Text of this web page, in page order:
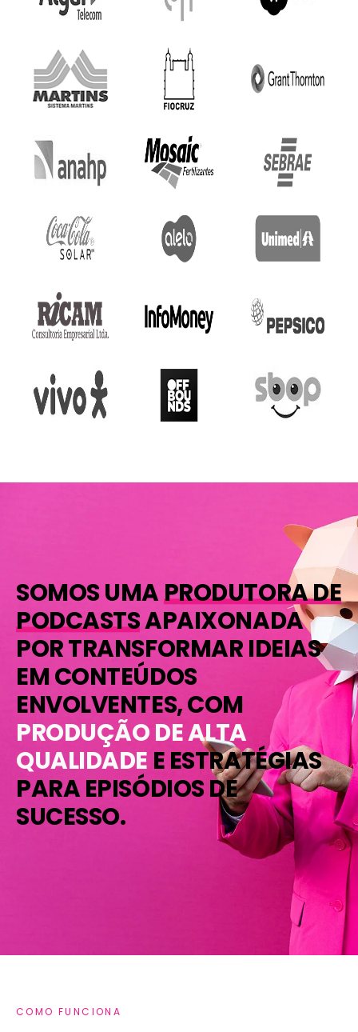
SOMOS UMAPRODUTORA DE
PODCASTSAPAIXONADA
POR TRANSFORMAR IDEIAS
EM CONTEÚDOS
ENVOLVENTES, COM
PRODUÇÃO DE ALTA
QUALIDADE E ESTRATÉGIAS
PARA EPISÓDIOS DE
SUCESSO.
COMO FUNCIONA